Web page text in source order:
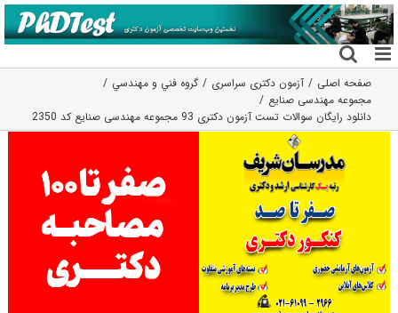
رفتن
به
محتوا
صفحه اصلی آزمون دکتری سراسری
گروه فني و مهندسي
مجموعه مهندسی صنایع
دانلود رایگان سوالات تست آزمون دکتری 93 مجموعه مهندسی صنایع کد 2350